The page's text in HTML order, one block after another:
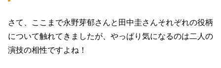
さて、ここまで永野芽郁さんと田中圭さんそれぞれの役柄
について触れてきましたが、やっぱり気になるのは二人の
演技の相性ですよね！